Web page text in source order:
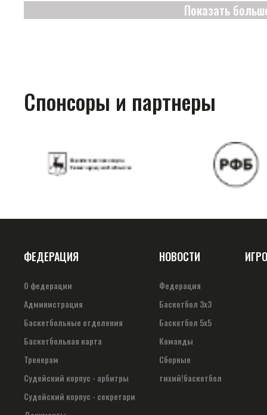
Показать
Спонсоры и партнеры
ФЕДЕРАЦИЯ
О федерации
Администрация
Баскетбольные отделения
Баскетбольная карта
Тренерам
Судейский корпус - арбитры
Судейский корпус - секретари
НОВОСТИ
Федерация
Баскетбол 3х3
Баскетбол 5х5
Команды
Сборные
тихий!баскетбол